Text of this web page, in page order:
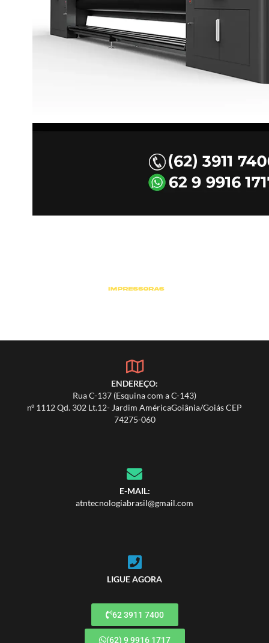
ENDEREÇO:
Rua C-137 (Esquina com a C-143)
nº 1112 Qd. 302 Lt.12- Jardim AméricaGoiânia/Goiás CEP
74275-060
E-MAIL:
atntecnologiabrasil@gmail.com
LIGUE AGORA
62 3911 7400
(62) 9 9916 1717